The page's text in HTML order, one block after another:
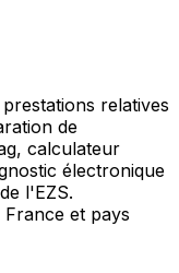
relatives
de
calculateur
électronique
l'EZS.
et pays